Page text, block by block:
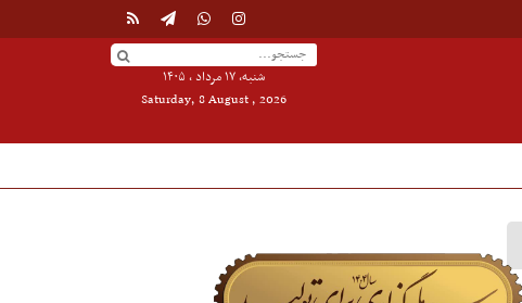
شنبه, ۱۷ مرداد , ۱۴۰۵
Saturday, 8 August , 2026